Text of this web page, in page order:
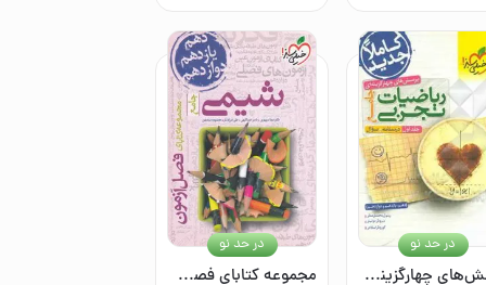
پرسش‌های چهارگزینه‌ای ریاضیات تجربی جامع - جلد اول: سوال + درسنامه - (دهم، یازدهم، دوازدهم)
در حد نو
مجموعه کتابای فصل آزمون - شیمی - جامع
در حد نو